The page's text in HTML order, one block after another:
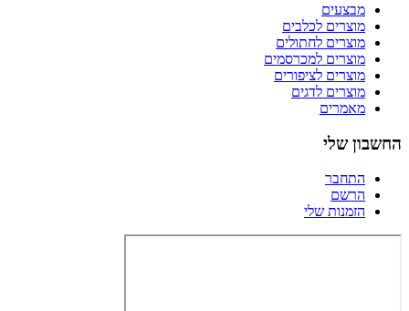
מבצעים
מוצרים לכלבים
מוצרים לחתולים
מוצרים למכרסמים
מוצרים לציפורים
מוצרים לדגים
מאמרים
החשבון שלי
התחבר
הרשם
הזמנות שלי